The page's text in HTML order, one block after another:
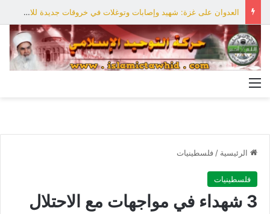
العدوان على غزة: شهيد وإصابات وتوغلات في خروقات جديدة للاحتلال
الرئيسية /فلسطينيات
فلسطينيات
3 شهداء في مواجهات مع الاحتلال